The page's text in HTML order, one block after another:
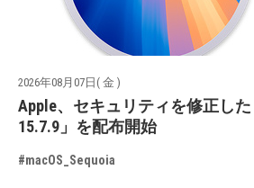
2026年08月07日( 金 )
Apple、セキュリティを修正した
15.7.9」を配布開始
#macOS_Sequoia